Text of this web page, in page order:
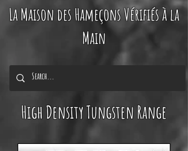
La Maison des Hameçons Vérifiés à la
Main
High Density Tungsten Range